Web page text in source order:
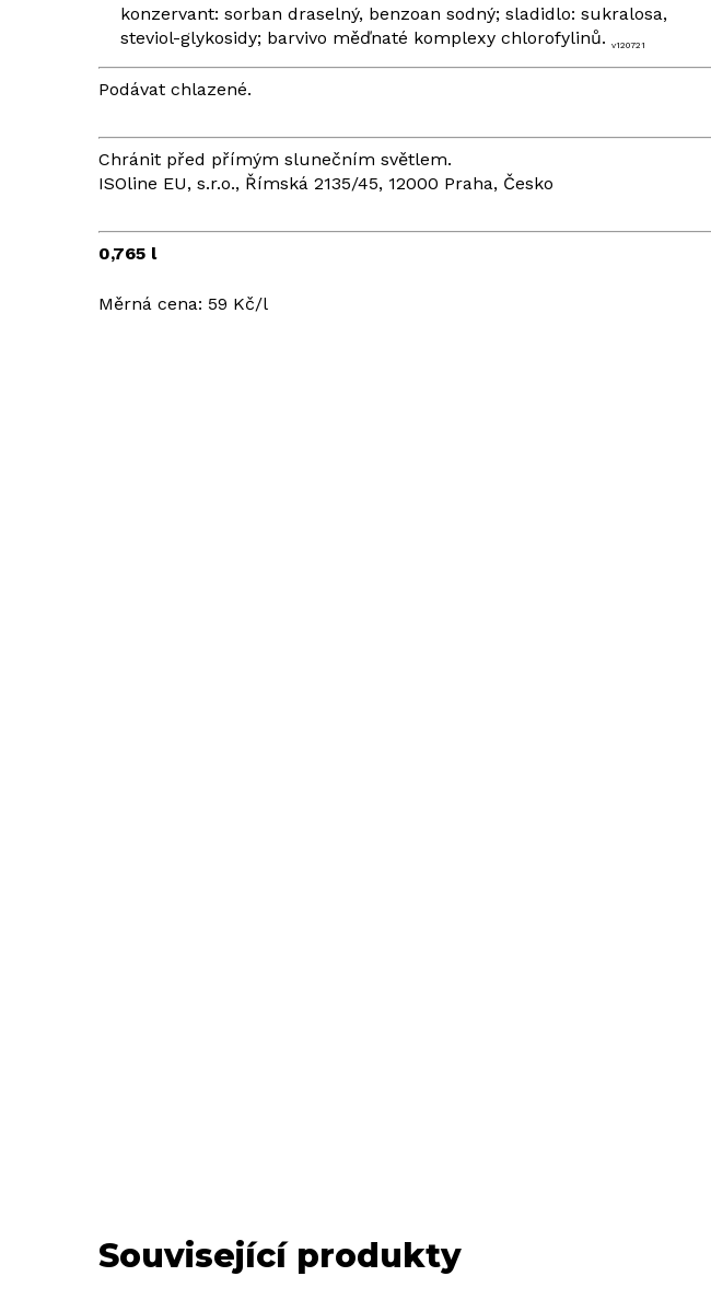
konzervant: sorban draselný, benzoan sodný; sladidlo: sukralosa,
steviol-glykosidy; barvivo měďnaté komplexy chlorofylinů.
v120721
Podávat chlazené.
Chránit před přímým slunečním světlem.
ISOline EU, s.r.o., Římská 2135/45, 12000 Praha, Česko
0,765 l
Měrná cena: 59 Kč/l
Související produkty